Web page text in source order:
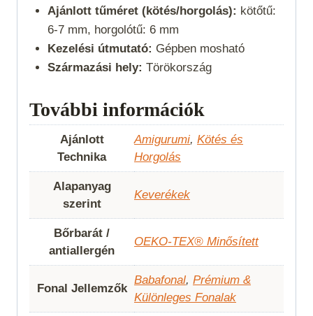
Ajánlott tűméret (kötés/horgolás): kötőtű:
6-7 mm, horgolótű: 6 mm
Kezelési útmutató: Gépben mosható
Származási hely: Törökország
További információk
Ajánlott
Technika
Amigurumi, Kötés és
Horgolás
Alapanyag
szerint
Keverékek
Bőrbarát /
antiallergén
OEKO-TEX® Minősített
Fonal Jellemzők
Babafonal, Prémium &
Különleges Fonalak